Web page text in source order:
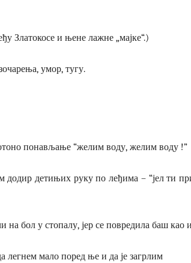
Златокосе и њене лажне „мајке“.)
умор, тугу.
понављање “желим воду, желим воду !”
додир детињих руку по леђима – “јел ти
бол у стопалу, јер се повредила баш као
легнем мало поред ње и да је загрлим